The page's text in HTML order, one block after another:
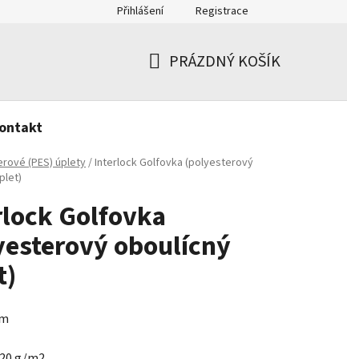
Přihlášení Registrace
PRÁZDNÝ KOŠÍK
(PES) úplety/Interlock Golfovka (polyesterový
Golfovka
oboulícný